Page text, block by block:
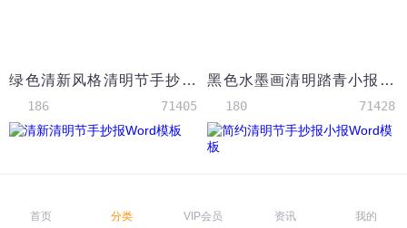
绿色清新风格清明节手抄报Word模板
186 71405
黑色水墨画清明踏青小报手抄报Word模板
180 71428
首页 分类 VIP会员 资讯 我的